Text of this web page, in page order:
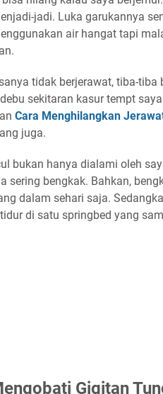
jadi. Luka garukannya
air hangat tapi
tidak berjerawat, tiba-tiba
sekitaran kasur tempt
Cara Menghilangkan
juga.
bukan hanya dialami oleh
sering bengkak. Bahkan,
dalam sehari saja.
di satu springbed yang
Gigitan